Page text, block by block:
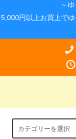
～
5,000円以上お買上で